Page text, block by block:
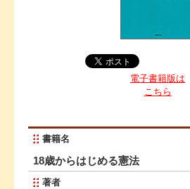
電子書籍版は
こちら
書籍名
18歳からはじめる憲法
著者